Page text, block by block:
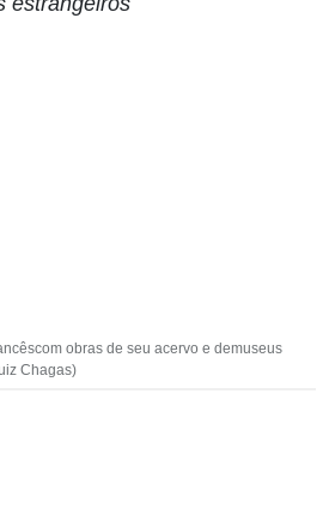
obras de seu acervo e demuseus
Chagas)